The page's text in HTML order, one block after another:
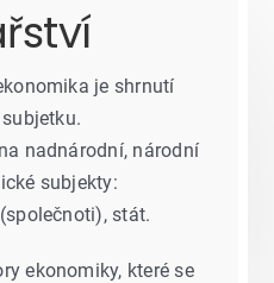
pojmů
je shrnutí
nadnárodní, národní
subjekty:
stát.
ekonomiky, které se